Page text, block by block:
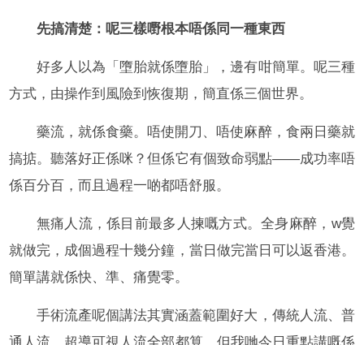
先搞清楚：呢三樣嘢根本唔係同一種東西
好多人以為「墮胎就係墮胎」，邊有咁簡單。呢三種
方式，由操作到風險到恢復期，簡直係三個世界。
藥流，就係食藥。唔使開刀、唔使麻醉，食兩日藥就
搞掂。聽落好正係咪？但係它有個致命弱點——成功率唔
係百分百，而且過程一啲都唔舒服。
無痛人流，係目前最多人揀嘅方式。全身麻醉，w覺
就做完，成個過程十幾分鐘，當日做完當日可以返香港。
簡單講就係快、準、痛覺零。
手術流產呢個講法其實涵蓋範圍好大，傳統人流、普